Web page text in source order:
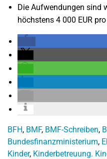
Die Aufwendungen sind
höchstens 4 000 EUR
BFH, BMF, BMF-Schreiben,
Bundesfinanzministerium,
Kinder, Kinderbetreuung.